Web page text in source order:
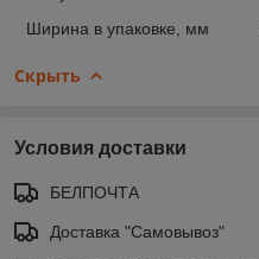
Ширина в упаковке, мм
Скрыть
Условия доставки
БЕЛПОЧТА
Доставка "Самовывоз"